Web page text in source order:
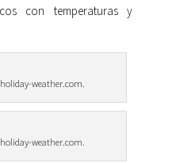
con temperaturas y
weather.com.
weather.com.